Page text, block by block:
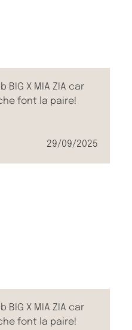
BIG X MIA ZIA car
font la paire!
29/09/2025
BIG X MIA ZIA car
font la paire!